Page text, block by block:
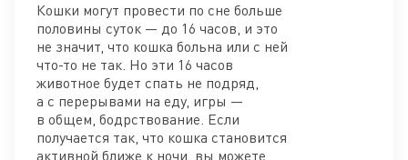
Кошки могут провести по сне больше
половины суток — до 16 часов, и это
не значит, что кошка больна или с ней
что-то не так. Но эти 16 часов
животное будет спать не подряд,
а с перерывами на еду, игры —
в общем, бодрствование. Если
получается так, что кошка становится
активной ближе к ночи, вы можете